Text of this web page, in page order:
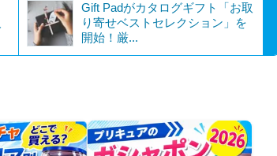
Gift Padがカタログギフト「お取
り寄せベストセレクション」を
開始！厳...